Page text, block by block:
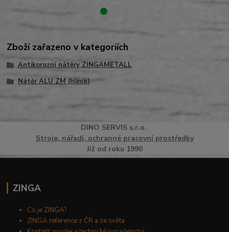
Zboží zařazeno v kategoriích
Antikorozní nátěry ZINGAMETALL
Nátěr ALU ZM (hliník)
DINO SERVISs.r.o.
Stroje, nářadí, ochranné pracovní prostředky
Již od roku 1990
ZINGA
Co je ZINGA?
ZINGA reference z ČR a ze světa